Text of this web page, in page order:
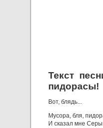
Текст
пидорасы!
Вот, блядь...
Мусора, бля,
И сказал мне